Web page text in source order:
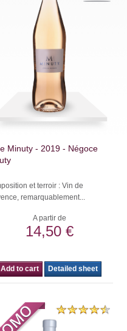
Minuty - 2019 - Négoce
et terroir : Vin de
remarquablement...
A partir de
14,50 €
Add to cart Detailed sheet